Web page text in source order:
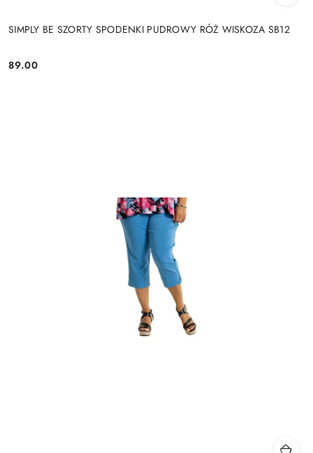
SIMPLY BE SZORTY SPODENKI PUDROWY RÓŻ WISKOZA SB12
Cena:
89.00